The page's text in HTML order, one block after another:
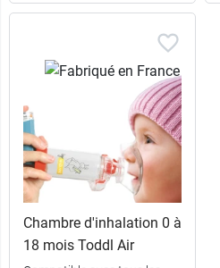
Chambre d'inhalation 0 à
18 mois Toddl Air